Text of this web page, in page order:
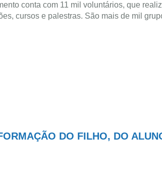
conta com 11 mil voluntários, que
cursos e palestras. São mais de mil